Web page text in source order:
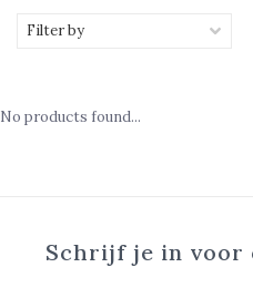
Filter by
No products found...
Schrijf je in voor